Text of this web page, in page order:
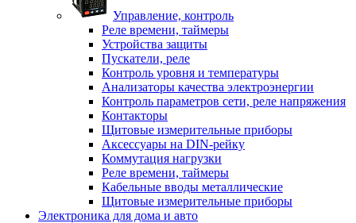
Управление, контроль
Реле времени, таймеры
Устройства защиты
Пускатели, реле
Контроль уровня и температуры
Анализаторы качества электроэнергии
Контроль параметров сети, реле напряжения
Контакторы
Щитовые измерительные приборы
Аксессуары на DIN-рейку
Коммутация нагрузки
Реле времени, таймеры
Кабельные вводы металлические
Щитовые измерительные приборы
Электроника для дома и авто